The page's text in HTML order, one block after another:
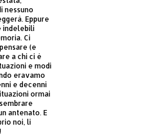
nessuno
Eppure
indelebili
Ci
(e
a chi ci è
e modi
eravamo
e decenni
ormai
antenato. E
noi, li